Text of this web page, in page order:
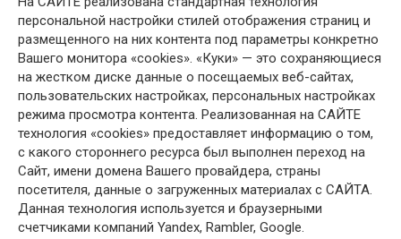
персональной настройки стилей отображения страниц и
размещенного на них контента под параметры конкретно
Вашего монитора «cookies». «Куки» — это сохраняющиеся
на жестком диске данные о посещаемых веб-сайтах,
пользовательских настройках, персональных настройках
режима просмотра контента. Реализованная на САЙТЕ
технология «cookies» предоставляет информацию о том,
с какого стороннего ресурса был выполнен переход на
Сайт, имени домена Вашего провайдера, страны
посетителя, данные о загруженных материалах с САЙТА.
Данная технология используется и браузерными
счетчиками компаний Yandex, Rambler, Google.